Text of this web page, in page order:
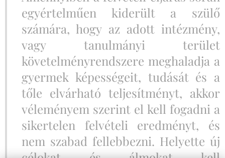
egyértelműen kiderült a szülő
számára, hogy az adott intézmény,
vagy tanulmányi terület
követelményrendszere meghaladja a
gyermek képességeit, tudását és a
tőle elvárható teljesítményt, akkor
véleményem szerint el kell fogadni a
sikertelen felvételi eredményt, és
nem szabad fellebbezni. Helyette új